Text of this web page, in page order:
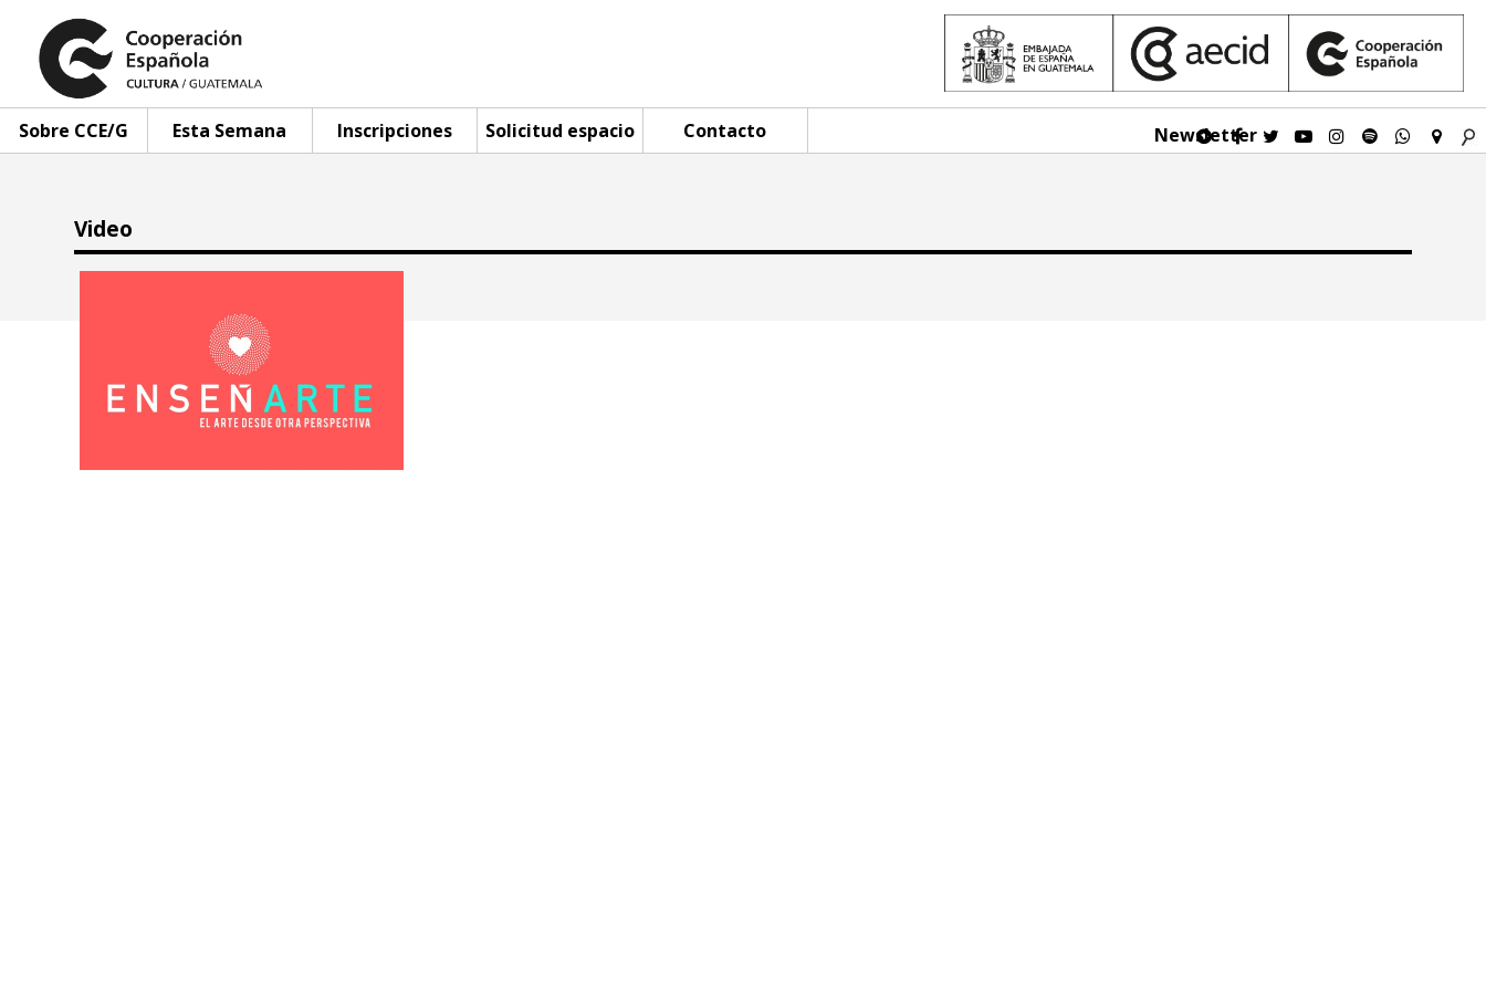
Sobre CCE/G Esta Semana Inscripciones Solicitud espacio Contacto Newsletter
Video